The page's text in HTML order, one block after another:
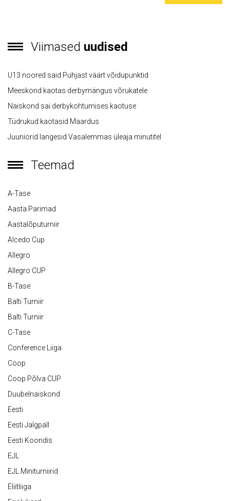
Viimased uudised
U13 noored said Puhjast väärt võidupunktid
Meeskond kaotas derbymängus võrukatele
Naiskond sai derbykohtumises kaotuse
Tüdrukud kaotasid Maardus
Juuniorid langesid Vasalemmas üleaja minutitel
Teemad
A-Tase
Aasta Parimad
Aastalõputurniir
Alcedo Cup
Allegro
Allegro CUP
B-Tase
Balti Turniir
Balti Turniir
C-Tase
Conference Liiga
Coop
Coop Põlva CUP
Duubelnaiskond
Eesti
Eesti Jalgpall
Eesti Koondis
EJL
EJL Miniturniirid
Eliitliiga